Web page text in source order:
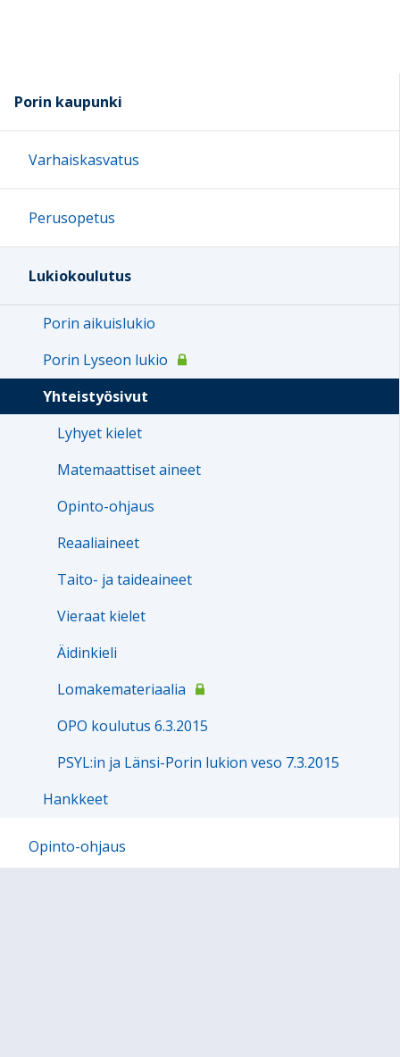
Porin kaupunki
Varhaiskasvatus
Perusopetus
Lukiokoulutus
Porin aikuislukio
Porin Lyseon lukio
Yhteistyösivut
Lyhyet kielet
Matemaattiset aineet
Opinto-ohjaus
Reaaliaineet
Taito- ja taideaineet
Vieraat kielet
Äidinkieli
Lomakemateriaalia
OPO koulutus 6.3.2015
PSYL:in ja Länsi-Porin lukion veso 7.3.2015
Hankkeet
Opinto-ohjaus